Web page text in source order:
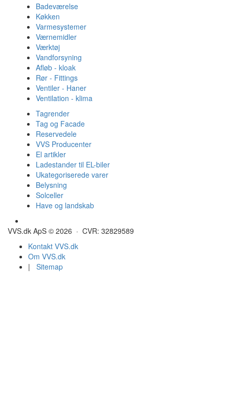
Badeværelse
Køkken
Varmesystemer
Værnemidler
Værktøj
Vandforsyning
Afløb - kloak
Rør - Fittings
Ventiler - Haner
Ventilation - klima
Tagrender
Tag og Facade
Reservedele
VVS Producenter
El artikler
Ladestander til EL-biler
Ukategoriserede varer
Belysning
Solceller
Have og landskab
VVS.dk ApS © 2026 · CVR: 32829589
Kontakt VVS.dk
Om VVS.dk
| Sitemap